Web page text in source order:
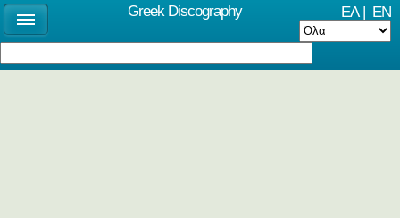
ΕΛ| EN
Greek Discography